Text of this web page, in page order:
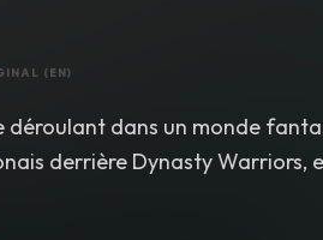
(EN)
déroulant dans un monde
derrière Dynasty Warriors,